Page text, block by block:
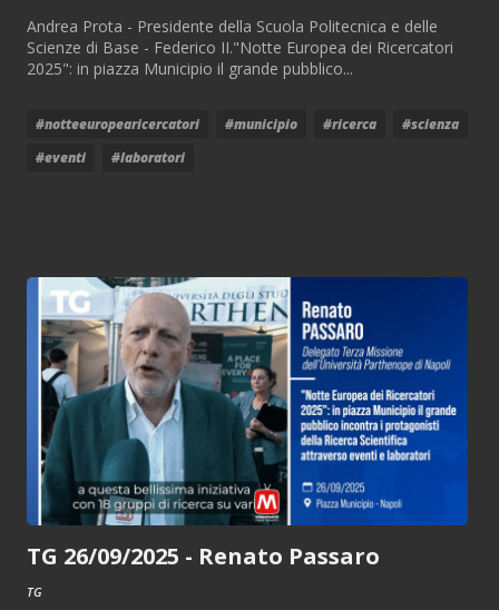
Andrea Prota - Presidente della Scuola Politecnica e delle
Scienze di Base - Federico II."Notte Europea dei Ricercatori
2025": in piazza Municipio il grande pubblico...
#notteeuropearicercatori #municipio #ricerca
#scienza
#eventi
#laboratori
TG 26/09/2025 - Renato Passaro
TG